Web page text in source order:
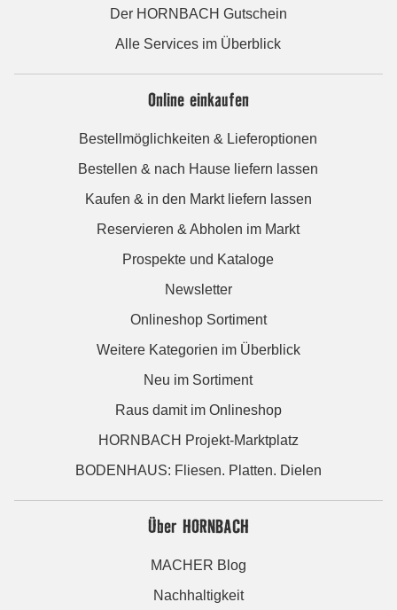
Der HORNBACH Gutschein
Alle Services im Überblick
Online einkaufen
Bestellmöglichkeiten & Lieferoptionen
Bestellen & nach Hause liefern lassen
Kaufen & in den Markt liefern lassen
Reservieren & Abholen im Markt
Prospekte und Kataloge
Newsletter
Onlineshop Sortiment
Weitere Kategorien im Überblick
Neu im Sortiment
Raus damit im Onlineshop
HORNBACH Projekt-Marktplatz
BODENHAUS: Fliesen. Platten. Dielen
Über HORNBACH
MACHER Blog
Nachhaltigkeit